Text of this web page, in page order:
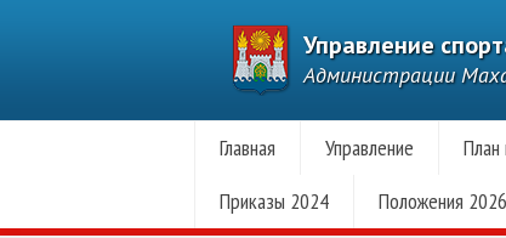
Управление
Администрации
Главная Управление План
Приказы 2024
Положения 2026